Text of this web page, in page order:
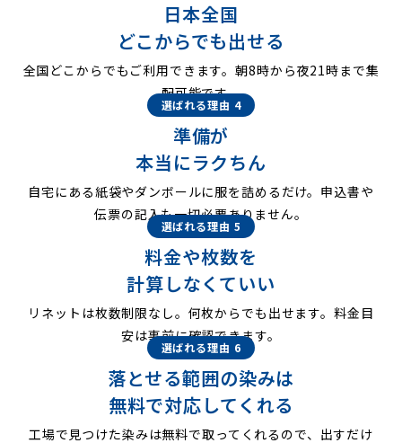
日本全国
どこからでも出せる
全国どこからでもご利用できます。朝8時から夜21時まで集
配可能です。
選ばれる理由 4
準備が
本当にラクちん
自宅にある紙袋やダンボールに服を詰めるだけ。申込書や
伝票の記入も一切必要ありません。
選ばれる理由 5
料金や枚数を
計算しなくていい
リネットは枚数制限なし。何枚からでも出せます。料金目
安は事前に確認できます。
選ばれる理由 6
落とせる範囲の染みは
無料で対応してくれる
工場で見つけた染みは無料で取ってくれるので、出すだけ